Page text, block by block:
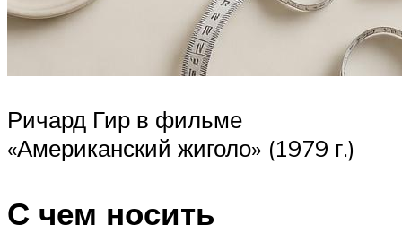
Ричард Гир в фильме
«Американский жиголо» (1979 г.)
С чем носить